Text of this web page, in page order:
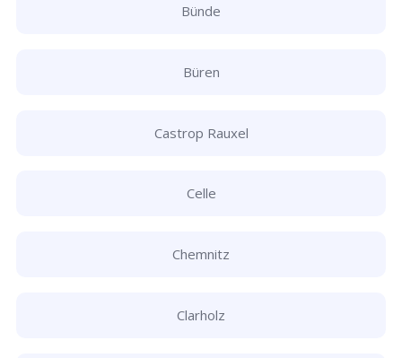
Bünde
Büren
Castrop Rauxel
Celle
Chemnitz
Clarholz